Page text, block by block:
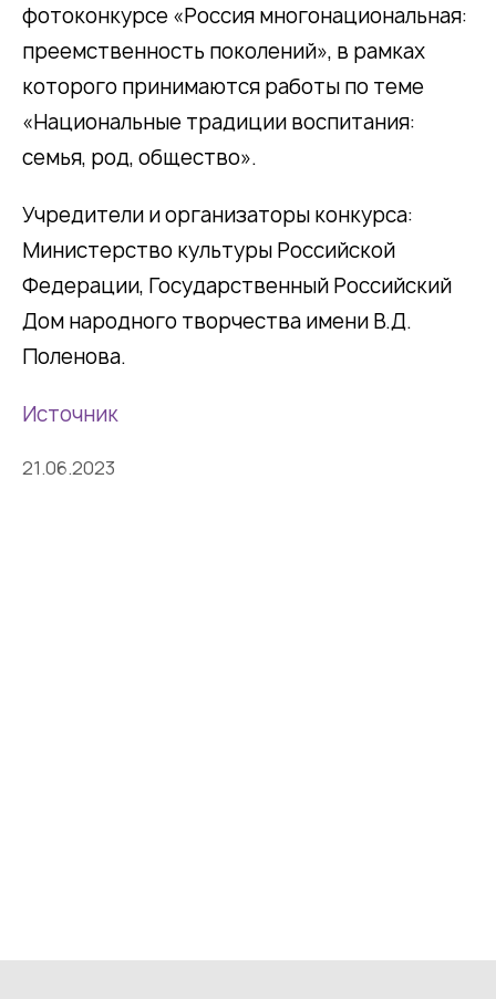
фотоконкурсе «Россия многонациональная:
преемственность поколений», в рамках
которого принимаются работы по теме
«Национальные традиции воспитания:
семья, род, общество».
Учредители и организаторы конкурса:
Министерство культуры Российской
Федерации, Государственный Российский
Дом народного творчества имени В.Д.
Поленова.
Источник
21.06.2023